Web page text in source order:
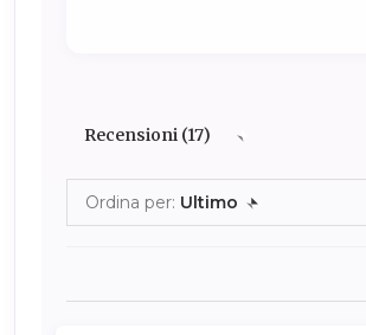
Recensioni (17)
Ordina per: Ultimo